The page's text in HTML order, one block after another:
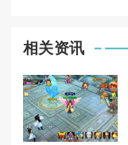
相关资讯